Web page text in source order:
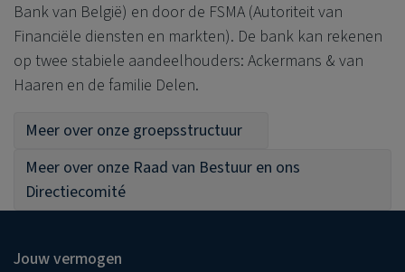
Bank van België) en door de FSMA (Autoriteit van
Financiële diensten en markten). De bank kan rekenen
op twee stabiele aandeelhouders: Ackermans & van
Haaren en de familie Delen.
Meer over onze groepsstructuur
Meer over onze Raad van Bestuur en ons
Directiecomité
Jouw vermogen